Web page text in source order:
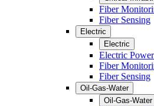
Fiber
Fiber Sensing
Electric
Electric
Electric
Fiber
Fiber Sensing
Oil-Gas-Water
Oil-Gas-Water